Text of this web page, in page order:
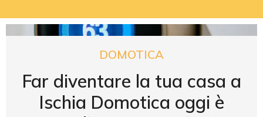
DOMOTICA
Far diventare la tua casa a
Ischia Domotica oggi è